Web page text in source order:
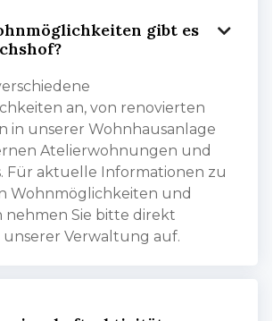
gibt es

an, von renovierten
in unserer Wohnhausanlage
Atelierwohnungen und
Für aktuelle Informationen zu
Wohnmöglichkeiten und
nehmen Sie bitte direkt
Verwaltung auf.